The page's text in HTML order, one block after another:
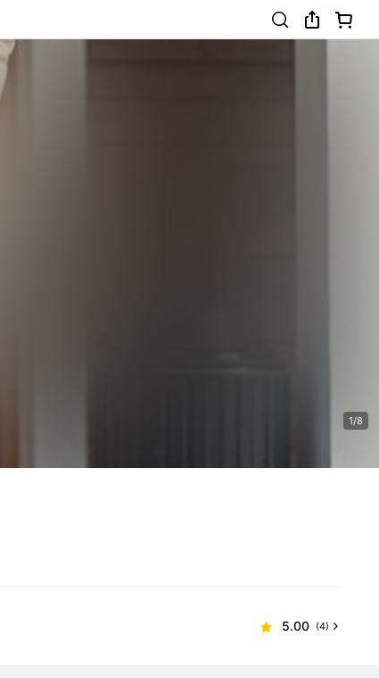
1/8
5.00 (4)